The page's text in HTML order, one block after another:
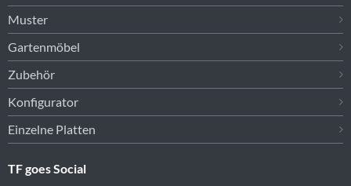
Muster
Gartenmöbel
Zubehör
Konfigurator
Einzelne Platten
TF goes Social